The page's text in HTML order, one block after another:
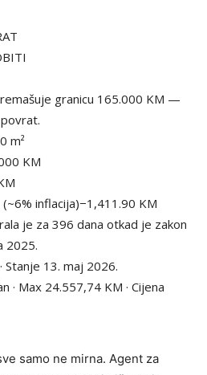
granicu 165.000 KM —
m²
KM
inflacija)−1,411.90 KM
je za 396 dana otkad je zakon
2025.
Stanje 13. maj 2026.
· Max 24.557,74 KM · Cijena
samo ne mirna. Agent za